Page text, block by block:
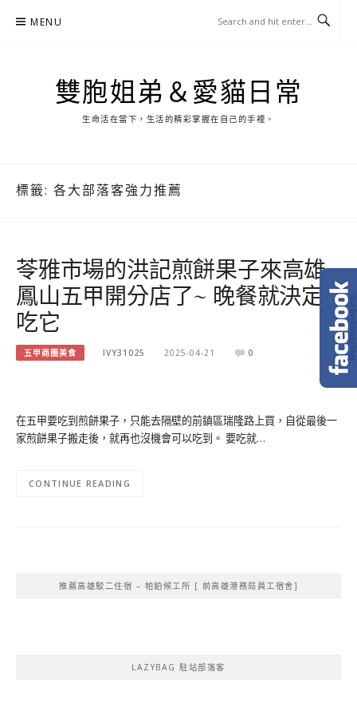
MENU
雙胞姐弟＆愛貓日常
生命活在當下，生活的精彩掌握在自己的手裡。
標籤: 各大部落客強力推薦
苓雅市場的洪記煎餅果子來高雄
鳳山五甲開分店了~ 晚餐就決定
吃它
五甲商圈美食 IVY31025 2025-04-21 0
在五甲要吃到煎餅果子，只能去隔壁的前鎮區瑞隆路上買，自從最後一
家煎餅果子搬走後，就再也沒機會可以吃到。 要吃就…
CONTINUE READING
推薦高雄駁二住宿 – 帕鉑候工所 [ 前高雄港務局員工宿舍]
LAZYBAG 駐站部落客